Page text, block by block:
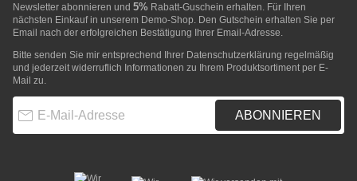
Newsletter abonnieren und 5% Rabatt-Guschein erhalten. Für Ihren
nächsten Einkauf in unserem Demo-Shop. Den Gutschein erhalten Sie per
Email nach der erfolgreichen Bestätigung Ihrer Email-Adresse.
Bitte senden Sie mir entsprechend Ihrer Datenschutzerklärung regelmäßig
und jederzeit widerruflich Informationen zu Ihrem Produktsortiment per E-
Mail zu.
ABONNIEREN